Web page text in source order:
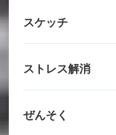
スケッチ
ストレス解消
ぜんそく